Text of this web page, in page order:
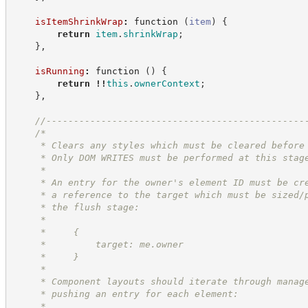
isItemShrinkWrap : function ( item)
{
return
item. shrinkWrap ;
} ,
isRunning : function ( )
{
return
!! this . ownerContext ;
} ,
//
/*
* Clears any styles which must be cleared before
* Only DOM WRITES must be performed at this
*
* An entry for the owner's element ID must be
* a reference to the target which must be sized/
* the flush stage:
*
*     {
*         target: me.owner
*     }
*
* Component layouts should iterate through
* pushing an entry for each element:
*